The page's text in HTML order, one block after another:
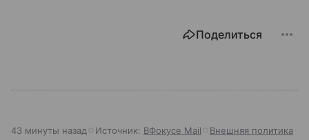
Поделиться
43 минуты назад Источник: ВФокусе Mail Внешняя политика